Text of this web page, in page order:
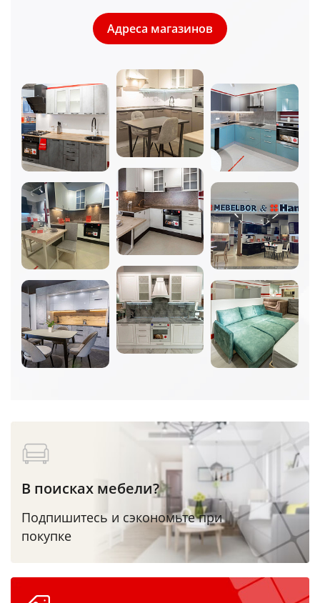
Адреса магазинов
В поисках мебели?
Подпишитесь и сэкономьте при
покупке